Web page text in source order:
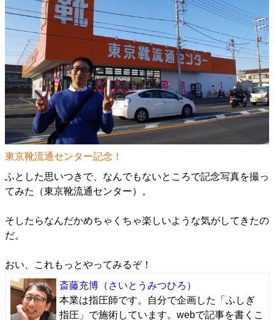
東京靴流通センター記念！
ふとした思いつきで、なんでもないところで記念写真を撮っ
てみた（東京靴流通センター）。
そしたらなんだかめちゃくちゃ楽しいような気がしてきたの
だ。
おい、これもっとやってみるぞ！
斎藤充博 （さいとうみつひろ）
本業は指圧師です。自分で企画した「ふしぎ
指圧」で施術しています。webで記事を書くこ